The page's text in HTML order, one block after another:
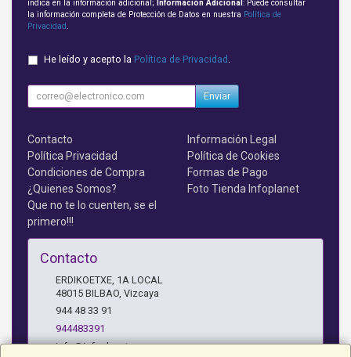
indica en la información adicional;
Información Adicional : Puede consultar
la información completa de Protección de Datos en nuestra Política de
Privacidad
He leído y acepto la Política de Privacidad
Enviar
Contacto
Información Legal
Política Privacidad
Política de Cookies
Condiciones de Compra
Formas de Pago
¿Quienes Somos?
Foto Tienda Infoplanet
Que no te lo cuenten, se el
primero!!!
Contacto
ERDIKOETXE, 1A LOCAL
48015 BILBAO Vizcaya
944 48 33 91
944483391
info@infoplanet.es